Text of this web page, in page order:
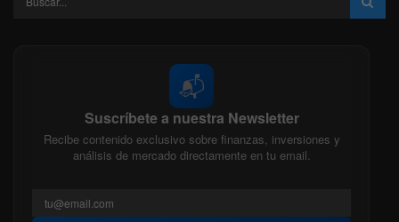
📬
Suscríbete a nuestra Newsletter
Recibe contenido exclusivo sobre finanzas, inversiones y
análisis de mercado directamente en tu email.